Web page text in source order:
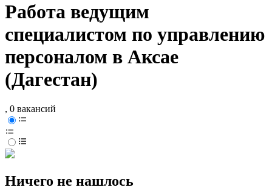
Работа ведущим
специалистом по управлению
персоналом в Аксае
(Дагестан)
, 0 вакансий
Ничего не нашлось